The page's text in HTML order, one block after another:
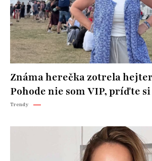
Známa herečka zotrela
Pohode nie som VIP, príďte
Trendy